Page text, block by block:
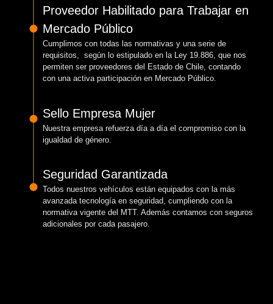
Proveedor Habilitado para Trabajar en
Mercado Público
Cumplimos con todas las normativas y una serie de
requisitos, según lo estipulado en la Ley 19.886, que nos
permiten ser proveedores del Estado de Chile, contando
con una activa participación en Mercado Público.
Sello Empresa Mujer
Nuestra empresa refuerza día a día el compromiso con la
igualdad de género.
Seguridad Garantizada
Todos nuestros vehículos están equipados con la más
avanzada tecnología en seguridad, cumpliendo con la
normativa vigente del MTT. Además contamos con seguros
adicionales por cada pasajero.